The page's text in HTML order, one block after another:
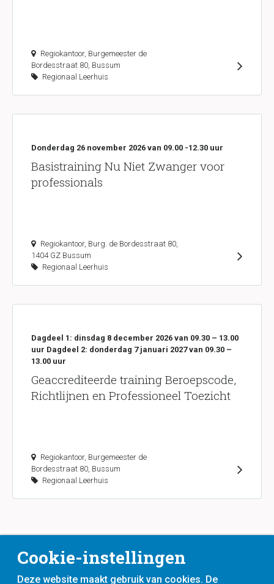
Regiokantoor, Burgemeester de
Bordesstraat 80, Bussum
Regionaal Leerhuis
Basistraining Nu Niet Zwanger voor
professionals
Donderdag 26 november 2026 van 09.00 -12.30 uur
Regiokantoor, Burg. de Bordesstraat 80,
1404 GZ Bussum
Regionaal Leerhuis
Geaccrediteerde training Beroepscode,
Richtlijnen en Professioneel Toezicht
Dagdeel 1: dinsdag 8 december 2026 van 09.30 – 13.00
uur Dagdeel 2: donderdag 7 januari 2027 van 09.30 –
13.00 uur
Regiokantoor, Burgemeester de
Bordesstraat 80, Bussum
Regionaal Leerhuis
Cookie-instellingen
Deze website maakt gebruik van cookies. De